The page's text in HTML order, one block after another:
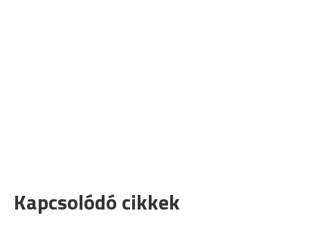
Kapcsolódó cikkek